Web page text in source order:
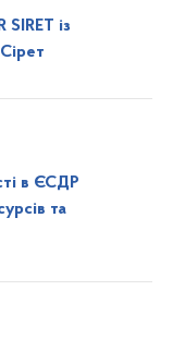
із
в ЄСДР
та